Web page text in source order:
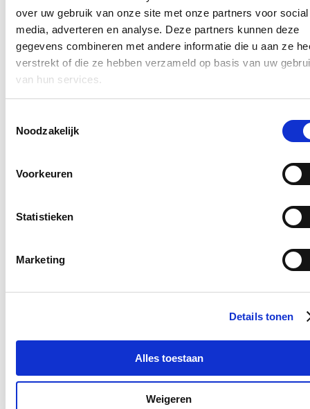
over uw gebruik van onze site met onze partners voor social
media, adverteren en analyse. Deze partners kunnen deze
gegevens combineren met andere informatie die u aan ze
verstrekt of die ze hebben verzameld op basis van uw
van hun services.
Noodzakelijk
Voorkeuren
Statistieken
Marketing
Details tonen
Alles toestaan
Weigeren
ingrepen kunnen al een groot verschil maken”, benadrukt het
parlementslid, die ook schepen is in Zoersel, “Zo zijn gemachtigde
opzichters die kinderen helpen oversteken van onschatbare waarde.
Daarnaast kunnen extra aanduidingen voor oversteekplaatsen,
snelheidsbeperking rondom scholen, propere en goed onderhouden
fietspaden of het invoeren van school- en fietsstraten de
effectieve aanleg fietspad N12